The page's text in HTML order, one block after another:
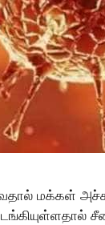
மக்கள்